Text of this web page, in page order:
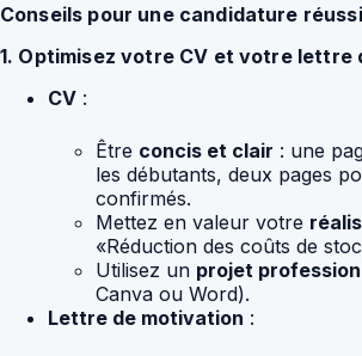
Conseils pour une candidature
1. Optimisez votre CV et votre lettre
CV :
Être concis et clair : une
les débutants, deux pages
confirmés.
Mettez en valeur votre
«Réduction des coûts de
Utilisez un projet
Canva ou Word).
Lettre de motivation :